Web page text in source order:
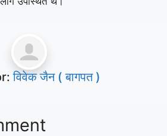
विवेक जैन ( बागपत )